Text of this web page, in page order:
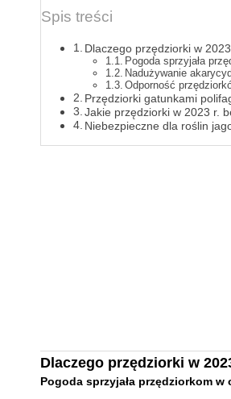
Spis treści
Dlaczego przędziorki w
Pogoda sprzyjała
Nadużywanie
Odporność
Przędziorki gatunkami
Jakie przędziorki w 2023 r.
Niebezpieczne dla roślin
Dlaczego przędziorki w
Pogoda sprzyjała przędziorkom